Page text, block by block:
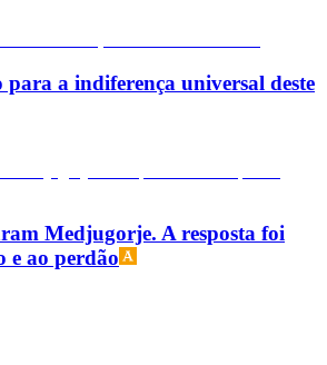
para a indiferença universal deste
Medjugorje. A resposta foi
e ao perdão